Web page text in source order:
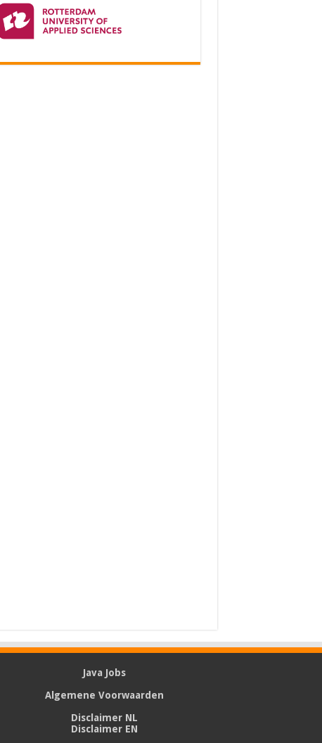
Java Jobs
Algemene Voorwaarden
Disclaimer NL
Disclaimer EN